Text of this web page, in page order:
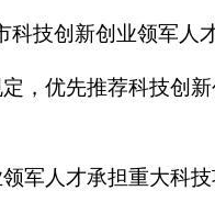
科技创新创业领军人
定，优先推荐科技创
领军人才承担重大科